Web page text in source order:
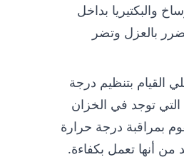
والبكتيريا بداخل
بالعزل وتضر
القيام بتنظيم درجة
التي توجد في الخزان
بمراقبة درجة حرارة
من أنها تعمل بكفاءة.